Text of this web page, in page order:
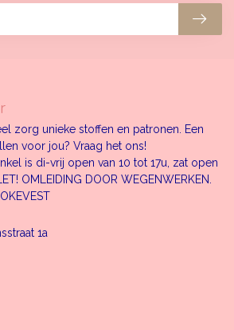
zorg unieke stoffen en patronen. Een
voor jou? Vraag het ons!
is di-vrij open van 10 tot 17u, zat open
OMLEIDING DOOR WEGENWERKEN.
1a